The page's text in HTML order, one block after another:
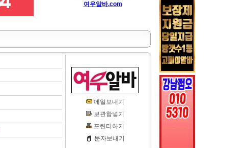
여우알바.com
메일보내기
보관함넣기
프린터하기
문자보내기